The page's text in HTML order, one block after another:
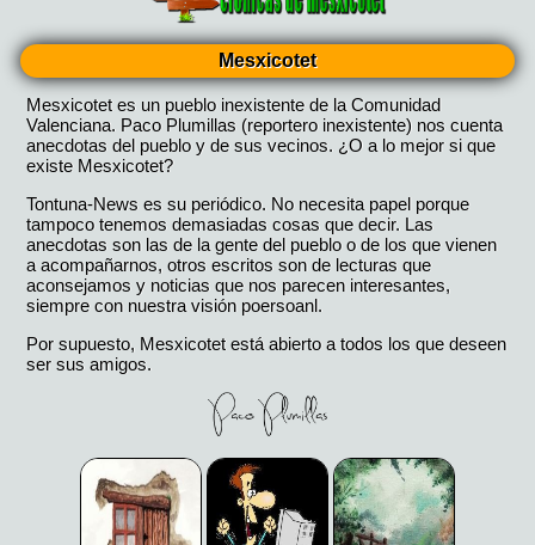
Mesxicotet
Mesxicotet es un pueblo inexistente de la Comunidad
Valenciana. Paco Plumillas (reportero inexistente) nos cuenta
anecdotas del pueblo y de sus vecinos. ¿O a lo mejor si que
existe Mesxicotet?
Tontuna-News es su periódico. No necesita papel porque
tampoco tenemos demasiadas cosas que decir. Las
anecdotas son las de la gente del pueblo o de los que vienen
a acompañarnos, otros escritos son de lecturas que
aconsejamos y noticias que nos parecen interesantes,
siempre con nuestra visión poersoanl.
Por supuesto, Mesxicotet está abierto a todos los que deseen
ser sus amigos.